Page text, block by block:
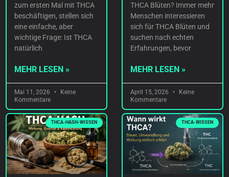
zum ersten Mal mit THCA
beschäftigen, stellen sich
eine einfache, aber
wichtige Frage: Ist THCA
natürlich
MEHR LESEN »
Mai 11, 2026
Keine
Kommentare
THCA Blüten? Immer mehr
Menschen interessieren
sich für THCA Blüten und
suchen nach echten
Erfahrungen, bevor
MEHR LESEN »
April 15, 2026
Keine
Kommentare
THCA-HASH-WISSEN THCA-WISSEN